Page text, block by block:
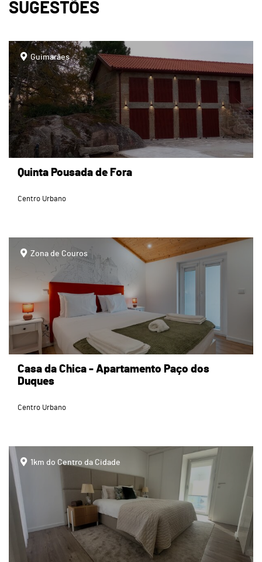
SUGESTÕES
page
Guimarães
Quinta Pousada de Fora
Centro Urbano
Zona de Couros
Casa da Chica - Apartamento Paço dos
Duques
Centro Urbano
page
1km do Centro da Cidade